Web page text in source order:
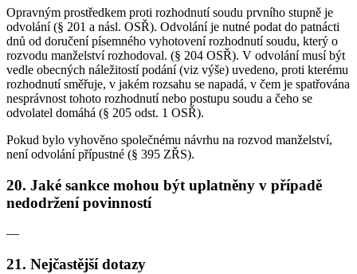
Opravným prostředkem proti rozhodnutí soudu prvního stupně je
odvolání (§ 201 a násl. OSŘ). Odvolání je nutné podat do patnácti
dnů od doručení písemného vyhotovení rozhodnutí soudu, který o
rozvodu manželství rozhodoval. (§ 204 OSŘ). V odvolání musí být
vedle obecných náležitostí podání (viz výše) uvedeno, proti kterému
rozhodnutí směřuje, v jakém rozsahu se napadá, v čem je spatřována
nesprávnost tohoto rozhodnutí nebo postupu soudu a čeho se
odvolatel domáhá (§ 205 odst. 1 OSŘ).
Pokud bylo vyhověno společnému návrhu na rozvod manželství,
není odvolání přípustné (§ 395 ZŘS).
20. Jaké sankce mohou být uplatněny v případě
nedodržení povinností
—
21. Nejčastější dotazy